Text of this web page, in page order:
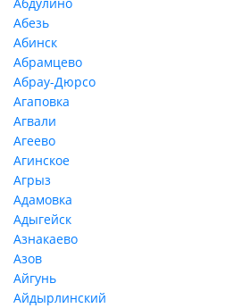
Абезь
Абинск
Абрамцево
Абрау-Дюрсо
Агаповка
Агвали
Агеево
Агинское
Агрыз
Адамовка
Адыгейск
Азнакаево
Азов
Айгунь
Айдырлинский